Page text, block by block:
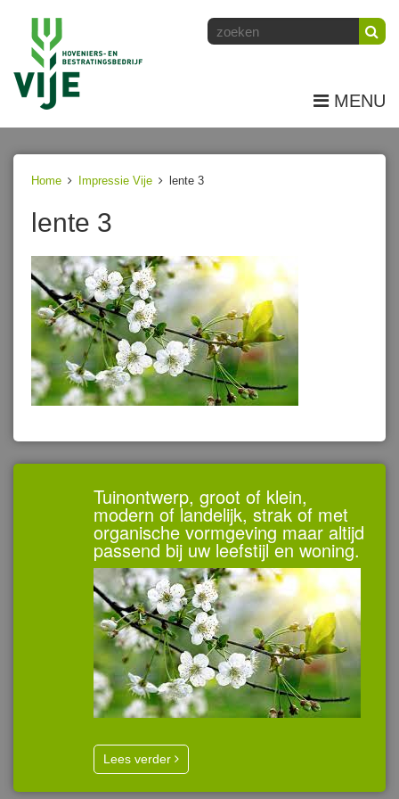
MENU
Home Impressie Vije lente 3
lente 3
Tuinontwerp, groot of klein,
modern of landelijk, strak of met
organische vormgeving maar altijd
passend bij uw leefstijl en woning.
Lees verder